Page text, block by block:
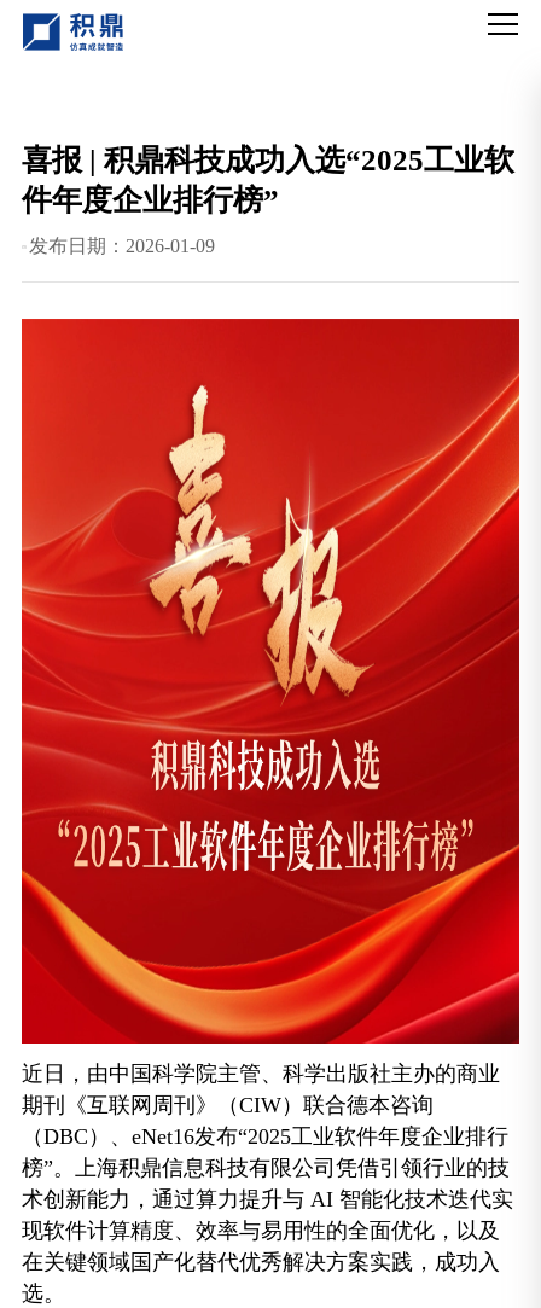
喜报 | 积鼎科技成功入选“2025工业软
件年度企业排行榜”
发布日期：2026-01-09
近日，由中国科学院主管、科学出版社主办的商业
期刊《互联网周刊》（CIW）联合德本咨询
（DBC）、eNet16发布“2025工业软件年度企业排行
榜”。上海积鼎信息科技有限公司凭借引领行业的技
术创新能力，通过算力提升与 AI 智能化技术迭代实
现软件计算精度、效率与易用性的全面优化，以及
在关键领域国产化替代优秀解决方案实践，成功入
选。